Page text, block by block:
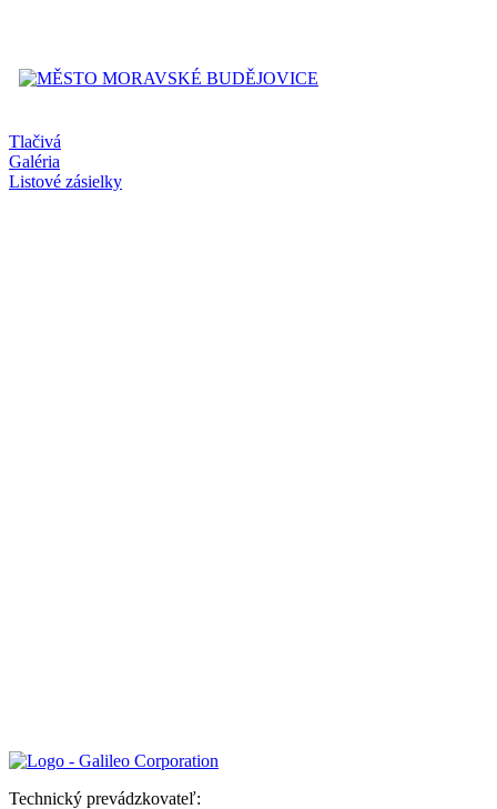
Tlačivá
Galéria
Listové zásielky
Technický prevádzkovateľ: